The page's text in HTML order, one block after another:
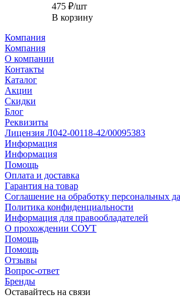
475 ₽/шт
В корзину
Компания
Компания
О компании
Контакты
Каталог
Акции
Скидки
Блог
Реквизиты
Лицензия Л042-00118-42/00095383
Информация
Информация
Помощь
Оплата и доставка
Гарантия на товар
Соглашение на обработку персональных
Политика конфиденциальности
Информация для правообладателей
О прохождении СОУТ
Помощь
Помощь
Отзывы
Вопрос-ответ
Бренды
Оставайтесь на связи